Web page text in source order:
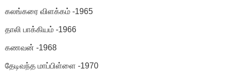
கலங்கரை விளக்கம் -1965
தாலி பாக்கியம் -1966
கணவன் -1968
தேடிவந்த மாப்பிள்ளை -1970